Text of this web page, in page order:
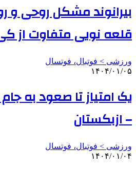
بیرانوند مشکل روحی و
قلعه نویی متفاوت از
ورزشی > فوتبال، فوتسال
۱۴۰۴/۰۱/۰۵
– ازبکستان
ورزشی > فوتبال، فوتسال
۱۴۰۴/۰۱/۰۴